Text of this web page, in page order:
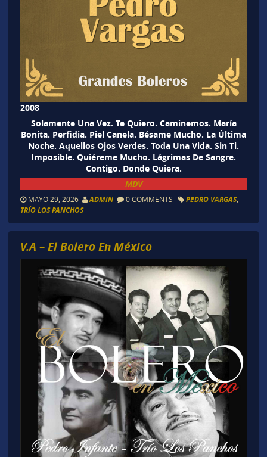
2008
Solamente Una Vez. Te Quiero. Caminemos. María
Bonita. Perfidia. Piel Canela. Bésame Mucho. La Última
Noche. Aquellos Ojos Verdes. Toda Una Vida. Sin Ti.
Imposible. Quiéreme Mucho. Lágrimas De Sangre.
Contigo. Donde Quiera.
MDV
MAYO 29, 2026 ADMIN 0 COMMENTS PEDRO VARGAS,
TRÍO LOS PANCHOS
V.A – El Bolero En México